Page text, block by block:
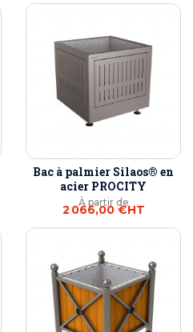
Bac à palmier Silaos® en
acier PROCITY
À partir de
2 066,00 €HT